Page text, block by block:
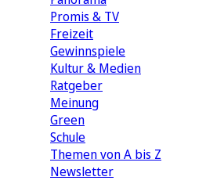
Promis & TV
Freizeit
Gewinnspiele
Kultur & Medien
Ratgeber
Meinung
Green
Schule
Themen von A bis Z
Newsletter